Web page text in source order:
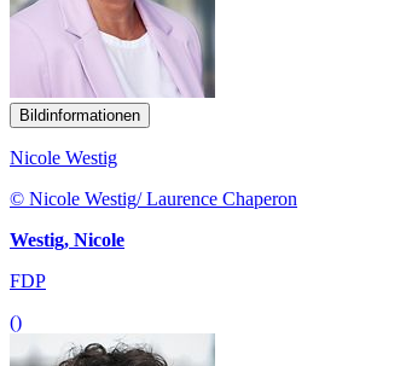
Bildinformationen
Nicole Westig
© Nicole Westig/ Laurence Chaperon
Westig, Nicole
FDP
()